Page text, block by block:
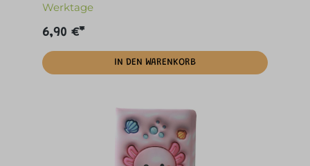
Werktage
6,90 €*
IN DEN WARENKORB